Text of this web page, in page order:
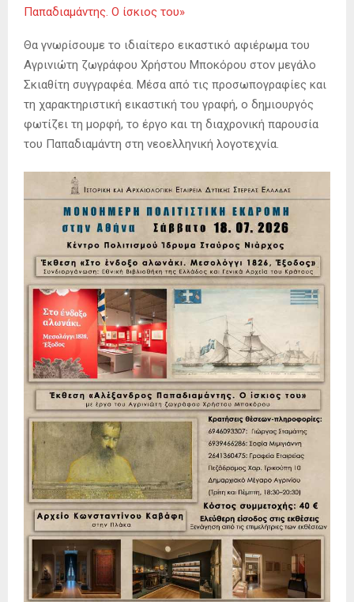
Παπαδιαμάντης. Ο ίσκιος του»
Θα γνωρίσουμε το ιδιαίτερο εικαστικό αφιέρωμα του
Αγρινιώτη ζωγράφου Χρήστου Μποκόρου στον μεγάλο
Σκιαθίτη συγγραφέα. Μέσα από τις προσωπογραφίες και
τη χαρακτηριστική εικαστική του γραφή, ο δημιουργός
φωτίζει τη μορφή, το έργο και τη διαχρονική παρουσία
του Παπαδιαμάντη στη νεοελληνική λογοτεχνία.